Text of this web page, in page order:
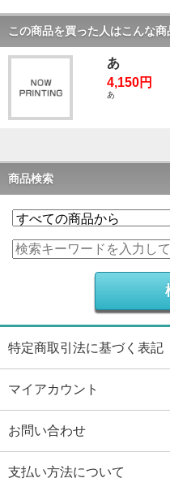
この商品を買った人はこんな
あ
4,150円
あ
商品検索
特定商取引法に基づく表記
マイアカウント
お問い合わせ
支払い方法について